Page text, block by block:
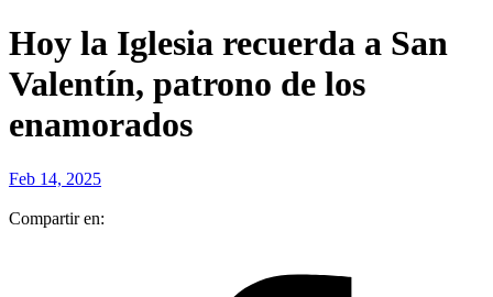
Hoy la Iglesia recuerda a San
Valentín, patrono de los
enamorados
Feb 14, 2025
Compartir en: